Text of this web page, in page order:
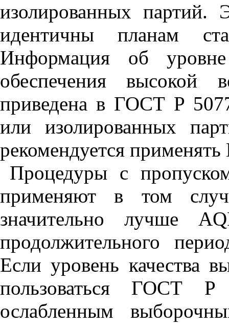
изолированных
идентичны планам
Информация об
обеспечения высокой
приведена в ГОСТ Р
или изолированных
рекомендуется
Процедуры с
применяют в том
значительно лучше
продолжительного
Если уровень качества
пользоваться ГОСТ
ослабленным